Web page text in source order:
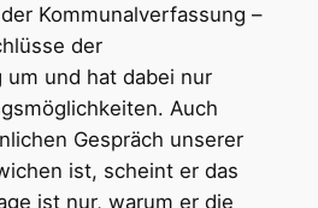
Kommunalverfassung –
der
um und hat dabei nur
Auch
Gespräch unserer
ist, scheint er das
ist nur, warum er die